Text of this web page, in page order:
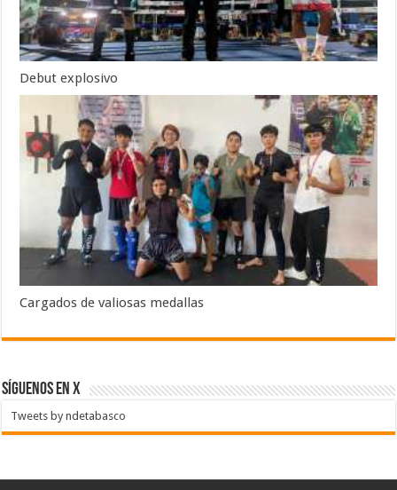
Debut explosivo
Cargados de valiosas medallas
SÍGUENOS EN X
Tweets by ndetabasco